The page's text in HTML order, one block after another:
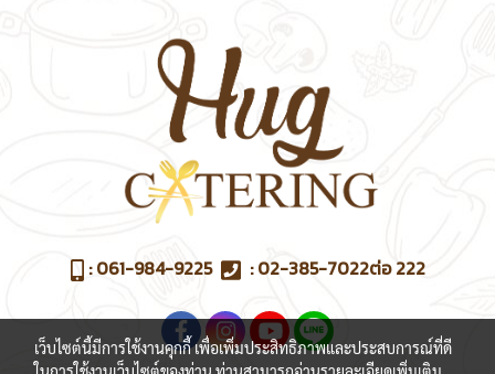
:061-984-9225 :02-385-7022ต่อ 222
เว็บไซต์นี้มีการใช้งานคุกกี้ เพื่อเพิ่มประสิทธิภาพและประสบการณ์ที่ดี